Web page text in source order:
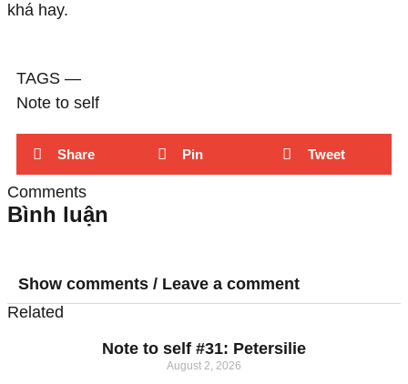
khá hay.
TAGS ―
Note to self
Share Pin Tweet
Comments
Bình luận
Show comments / Leave a comment
Related
Note to self #31: Petersilie
August 2, 2026